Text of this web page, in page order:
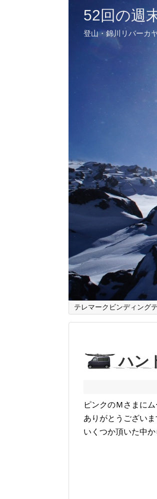
52回の週
登山・錦川リバーカ
テレマークビンディング
ハン
ピンクのＭさまに
ありがとうございま
いくつか頂いた中